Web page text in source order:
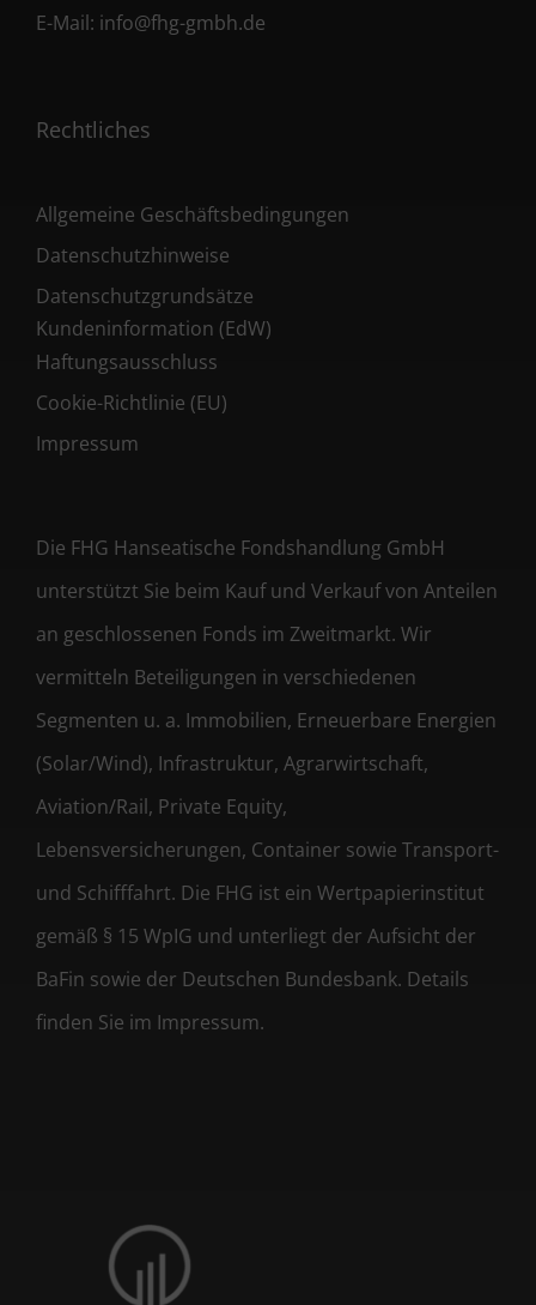
E-Mail: info@fhg-gmbh.de
Rechtliches
Allgemeine Geschäftsbedingungen
Datenschutzhinweise
Datenschutzgrundsätze
Kundeninformation (EdW)
Haftungsausschluss
Cookie-Richtlinie (EU)
Impressum
Die FHG Hanseatische Fondshandlung GmbH
unterstützt Sie beim Kauf und Verkauf von Anteilen
an geschlossenen Fonds im Zweitmarkt. Wir
vermitteln Beteiligungen in verschiedenen
Segmenten u. a. Immobilien, Erneuerbare Energien
(Solar/Wind), Infrastruktur, Agrarwirtschaft,
Aviation/Rail, Private Equity,
Lebensversicherungen, Container sowie Transport-
und Schifffahrt. Die FHG ist ein Wertpapierinstitut
gemäß § 15 WpIG und unterliegt der Aufsicht der
BaFin sowie der Deutschen Bundesbank. Details
finden Sie im Impressum.